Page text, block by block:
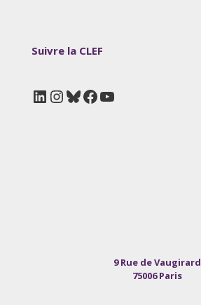
Suivre la CLEF
LinkedIn
Instagram
Bluesky
Facebook
YouTube
9 Rue de Vaugirard
75006 Paris